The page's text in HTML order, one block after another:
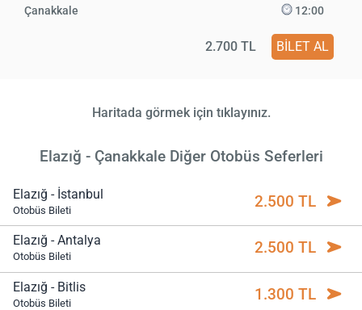
Çanakkale
12:00
2.700 TL BİLET AL
Haritada görmek için tıklayınız.
Elazığ - Çanakkale Diğer Otobüs Seferleri
Elazığ - İstanbul
Otobüs Bileti 2.500 TL
Elazığ - Antalya
Otobüs Bileti 2.500 TL
Elazığ - Bitlis
Otobüs Bileti 1.300 TL